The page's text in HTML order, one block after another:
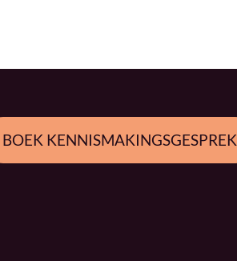
BOEK KENNISMAKINGSGESPREK